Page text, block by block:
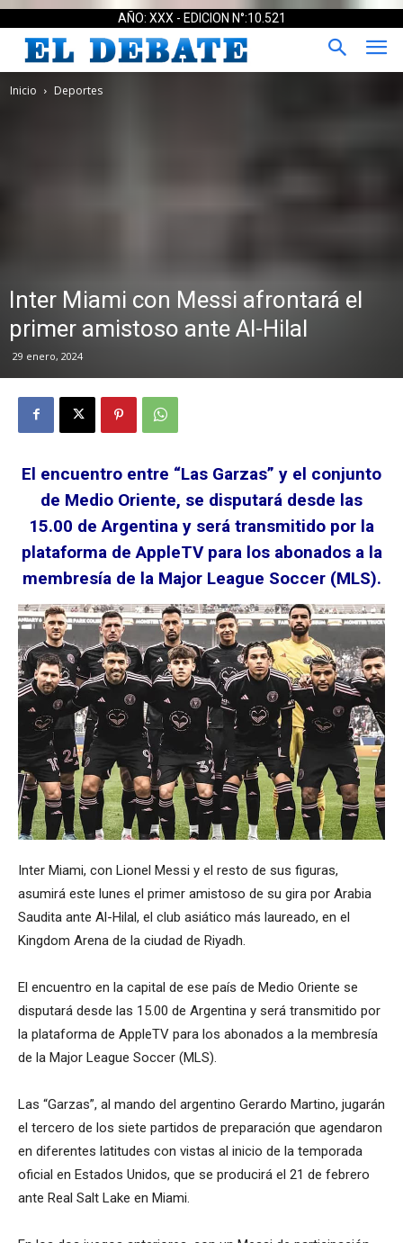
AÑO: XXX - EDICION N°:10.521
Inicio Deportes
Inter Miami con Messi afrontará el
primer amistoso ante Al-Hilal
29 enero, 2024
El encuentro entre “Las Garzas” y el conjunto
de Medio Oriente, se disputará desde las
15.00 de Argentina y será transmitido por la
plataforma de AppleTV para los abonados a la
membresía de la Major League Soccer (MLS).
Inter Miami, con Lionel Messi y el resto de sus figuras,
asumirá este lunes el primer amistoso de su gira por Arabia
Saudita ante Al-Hilal, el club asiático más laureado, en el
Kingdom Arena de la ciudad de Riyadh.
El encuentro en la capital de ese país de Medio Oriente se
disputará desde las 15.00 de Argentina y será transmitido por
la plataforma de AppleTV para los abonados a la membresía
de la Major League Soccer (MLS).
Las “Garzas”, al mando del argentino Gerardo Martino, jugarán
el tercero de los siete partidos de preparación que agendaron
en diferentes latitudes con vistas al inicio de la temporada
oficial en Estados Unidos, que se producirá el 21 de febrero
ante Real Salt Lake en Miami.